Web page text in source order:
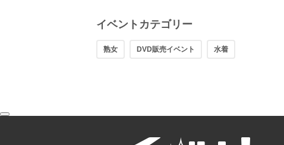
イベントカテゴリー
熟女 DVD販売イベント 水着